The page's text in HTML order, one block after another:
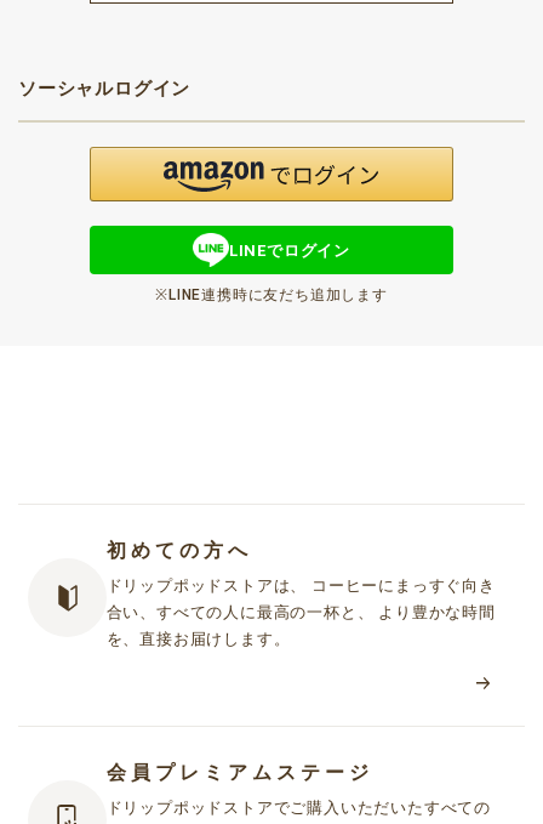
ソーシャルログイン
LINEでログイン
※LINE連携時に友だち追加します
初めての方へ
ドリップポッドストアは、 コーヒーにまっすぐ向き
合い、すべての人に最高の一杯と、 より豊かな時間
を、直接お届けします。
会員プレミアムステージ
ドリップポッドストアでご購入いただいたすべての